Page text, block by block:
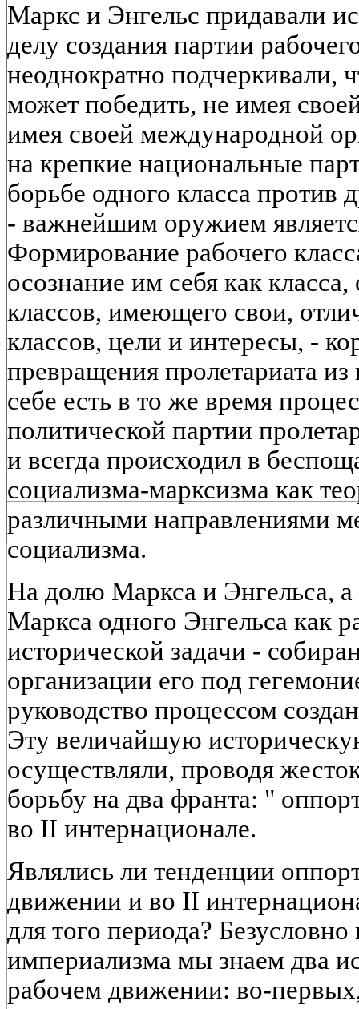
Маркс и Энгельс придавали
делу создания партии
неоднократно подчеркивали,
может победить, не имея
имея своей международной
на крепкие национальные
борьбе одного класса против
- важнейшим оружием
Формирование рабочего
осознание им себя как
классов, имеющего свои,
классов, цели и интересы, -
превращения пролетариата из
себе есть в то же время
политической партии
и всегда происходил в
социализма-марксизма как
различными направлениями
социализма.
На долю Маркса и Энгельса, а
Маркса одного Энгельса как
исторической задачи -
организации его под
руководство процессом
Эту величайшую
осуществляли, проводя
борьбу на два франта: "
во II интернационале.
Являлись ли тенденции
движении и во II
для того периода? Безусловно
империализма мы знаем два
рабочем движении: во-